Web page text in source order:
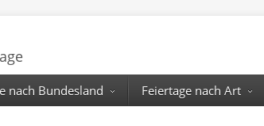
nach Bundesland Feiertage nach Art